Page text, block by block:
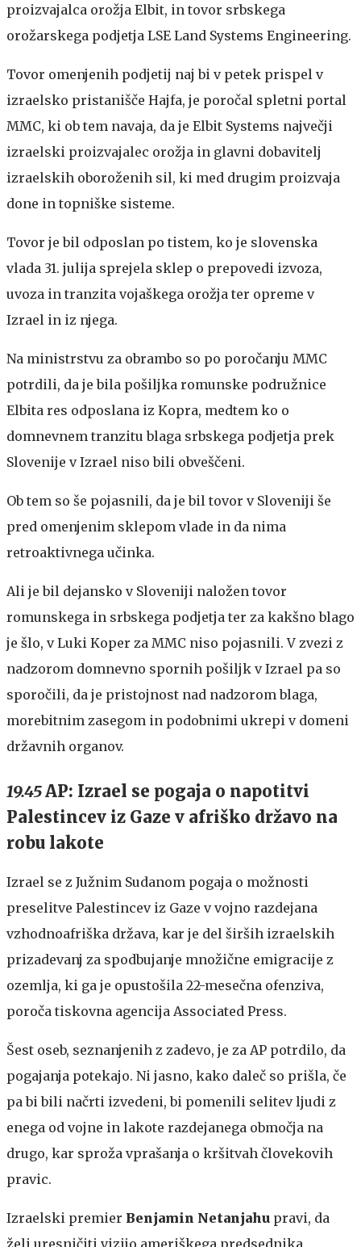
proizvajalca orožja Elbit, in tovor srbskega
orožarskega podjetja LSE Land Systems Engineering.
Tovor omenjenih podjetij naj bi v petek prispel v
izraelsko pristanišče Hajfa, je poročal spletni portal
MMC, ki ob tem navaja, da je Elbit Systems največji
izraelski proizvajalec orožja in glavni dobavitelj
izraelskih oboroženih sil, ki med drugim proizvaja
done in topniške sisteme.
Tovor je bil odposlan po tistem, ko je slovenska
vlada 31. julija sprejela sklep o prepovedi izvoza,
uvoza in tranzita vojaškega orožja ter opreme v
Izrael in iz njega.
Na ministrstvu za obrambo so po poročanju MMC
potrdili, da je bila pošiljka romunske podružnice
Elbita res odposlana iz Kopra, medtem ko o
domnevnem tranzitu blaga srbskega podjetja prek
Slovenije v Izrael niso bili obveščeni.
Ob tem so še pojasnili, da je bil tovor v Sloveniji še
pred omenjenim sklepom vlade in da nima
retroaktivnega učinka.
Ali je bil dejansko v Sloveniji naložen tovor
romunskega in srbskega podjetja ter za kakšno blago
je šlo, v Luki Koper za MMC niso pojasnili. V zvezi z
nadzorom domnevno spornih pošiljk v Izrael pa so
sporočili, da je pristojnost nad nadzorom blaga,
morebitnim zasegom in podobnimi ukrepi v domeni
državnih organov.
19.45AP: Izrael se pogaja o napotitvi
Palestincev iz Gaze v afriško državo na
robu lakote
Izrael se z Južnim Sudanom pogaja o možnosti
preselitve Palestincev iz Gaze v vojno razdejana
vzhodnoafriška država, kar je del širših izraelskih
prizadevanj za spodbujanje množične emigracije z
ozemlja, ki ga je opustošila 22-mesečna ofenziva,
poroča tiskovna agencija Associated Press.
Šest oseb, seznanjenih z zadevo, je za AP potrdilo, da
pogajanja potekajo. Ni jasno, kako daleč so prišla, če
pa bi bili načrti izvedeni, bi pomenili selitev ljudi z
enega od vojne in lakote razdejanega območja na
drugo, kar sproža vprašanja o kršitvah človekovih
pravic.
Izraelski premier Benjamin Netanjahu pravi, da
želi uresničiti vizijo ameriškega predsednika